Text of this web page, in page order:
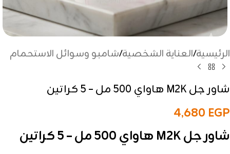
الرئيسية/العناية الشخصية/شامبو وسوائل الاستحمام
شاور جل M2K هاواي 500 مل – 5 كراتين
4,680 EGP
شاور جل M2K هاواي 500 مل – 5 كراتين